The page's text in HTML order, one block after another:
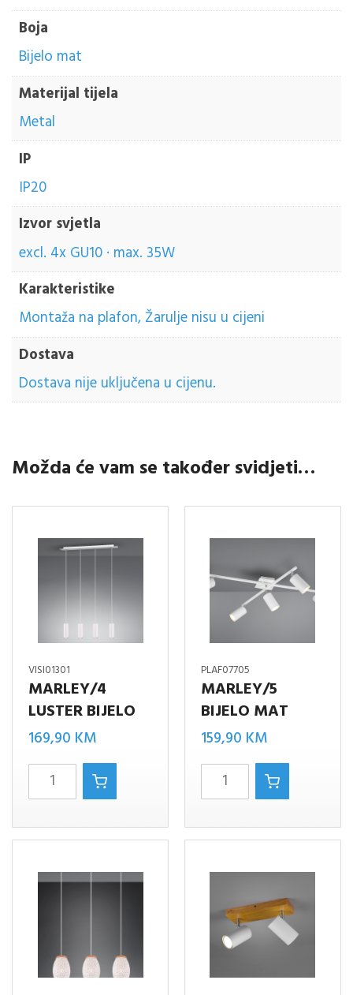
Boja
Bijelo mat
Materijal tijela
Metal
IP
IP20
Izvor svjetla
excl. 4x GU10 · max. 35W
Karakteristike
Montaža na plafon, Žarulje nisu u cijeni
Dostava
Dostava nije uključena u cijenu.
Možda će vam se također svidjeti…
VISI01301
MARLEY/4
LUSTER BIJELO
169,90 KM
MARLEY/4
LUSTER
BIJELO
količina
PLAF07705
MARLEY/5
BIJELO MAT
159,90 KM
MARLEY/5
BIJELO
MAT
količina